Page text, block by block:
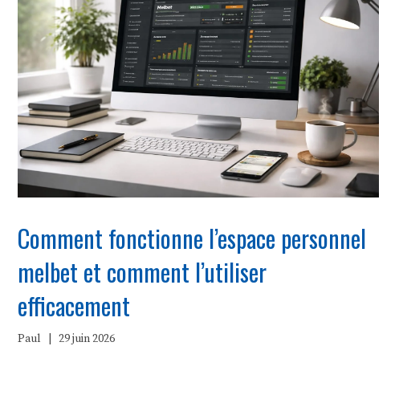
Comment fonctionne l’espace personnel
melbet et comment l’utiliser
efficacement
Paul 29 juin 2026